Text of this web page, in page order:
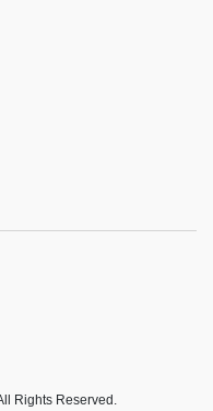
Rights Reserved.